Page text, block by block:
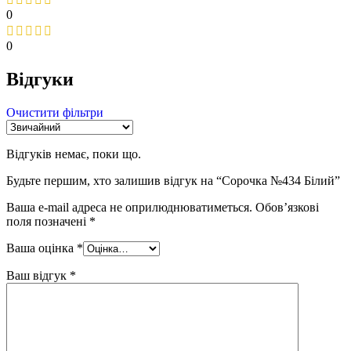
0
0
Відгуки
Очистити фільтри
Відгуків немає, поки що.
Будьте першим, хто залишив відгук на “Сорочка №434 Білий”
Ваша e-mail адреса не оприлюднюватиметься. Обов’язкові
поля позначені *
Ваша оцінка *
Ваш відгук *